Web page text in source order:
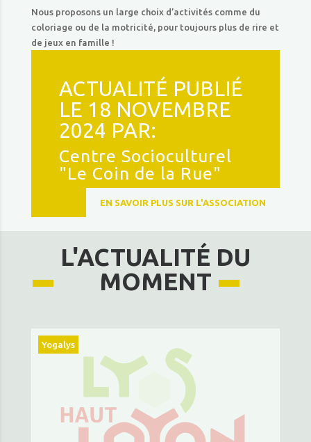
Nous proposons un large choix d’activités comme du
coloriage ou de la motricité, pour toujours plus de rire et
de jeux en famille !
ACTUALITÉ PUBLIÉ
LE 18 NOVEMBRE
2024 PAR:
Centre Socioculturel
"Le Coin de la Rue"
EN SAVOIR PLUS SUR L'ASSOCIATION
L'ACTUALITÉ DU
MOMENT
Yogalys